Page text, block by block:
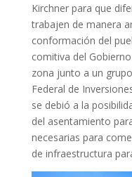
Kirchner para que
trabajen de manera
conformación del
comitiva del
zona junto a un
Federal de
se debió a la
del asentamiento
necesarias para
de infraestructura